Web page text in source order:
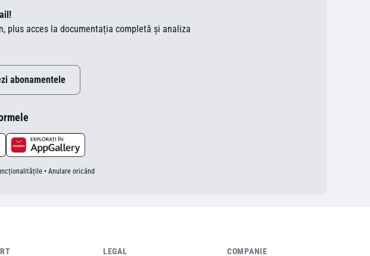
acces la documentația completă și analiza
abonamentele
• Anulare oricând
LEGAL COMPANIE